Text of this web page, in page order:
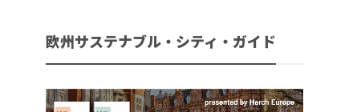
欧州サステナブル・シティ・ガイド